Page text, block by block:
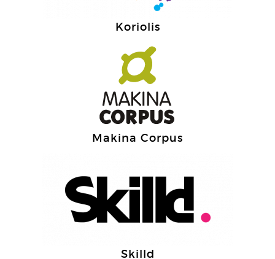
Koriolis
Makina Corpus
Skilld